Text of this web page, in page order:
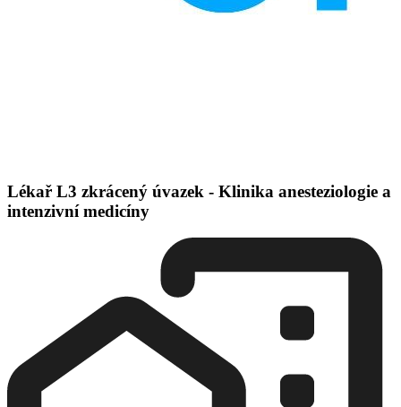
Lékař L3 zkrácený úvazek - Klinika anesteziologie a
intenzivní medicíny